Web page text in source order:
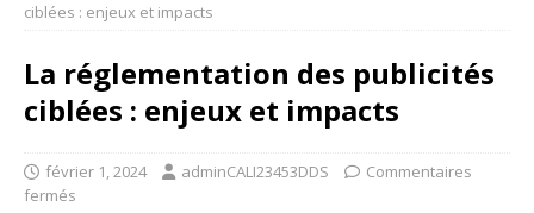
ciblées : enjeux et impacts
La réglementation des publicités
ciblées : enjeux et impacts
février 1, 2024 adminCALI23453DDS
Commentaires
fermés